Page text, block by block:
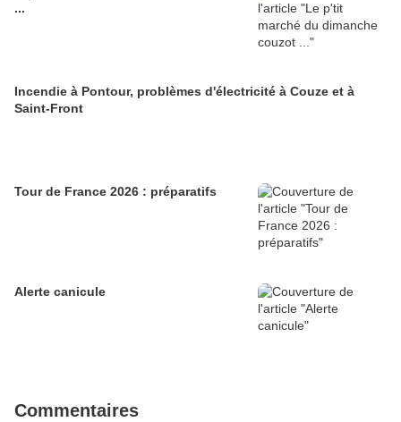
...
Incendie à Pontour, problèmes d'électricité à Couze et à
Saint-Front
Tour de France 2026 : préparatifs
Alerte canicule
Commentaires